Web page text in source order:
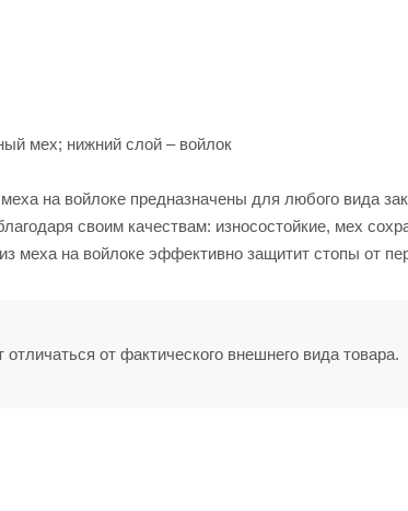
мех; нижний слой – войлок
на войлоке предназначены для любого вида
своим качествам: износостойкие, мех
меха на войлоке эффективно защитит стопы от
от фактического внешнего вида товара.